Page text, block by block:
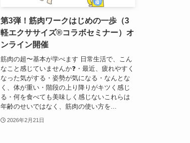
第3弾！筋肉ワークはじめの一歩（3
軽エクササイズ®︎コラボセミナー）オ
ンライン開催
筋肉の超〜基本が学べます 日常生活で、こん
なこと感じていませんか❓・最近、疲れやすく
なった気がする・姿勢が気になる・なんとな
く、体が重い・階段の上り降りがキツく感じ
る・何を食べても美味しく感じないこれらは
年齢のせいではなく、筋肉の使い方を...
2026年2月21日